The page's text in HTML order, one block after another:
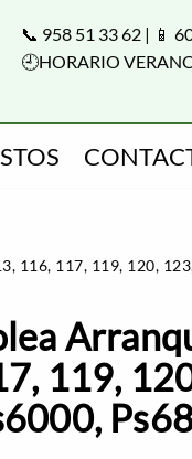
📞 958 51 33 62 | 📱
🕘HORARIO
116, 117, 119, 120,
119,